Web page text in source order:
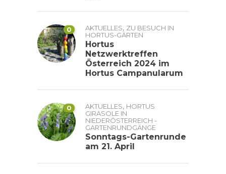
0 AKTUELLES, ZU BESUCH IN
HORTUS-GÄRTEN
Hortus
Netzwerktreffen
Österreich 2024 im
Hortus Campanularum
0 AKTUELLES, HORTUS
GIRASOLE IN
NIEDERÖSTERREICH -
GARTENRUNDGÄNGE
Sonntags-Gartenrunde
am 21. April